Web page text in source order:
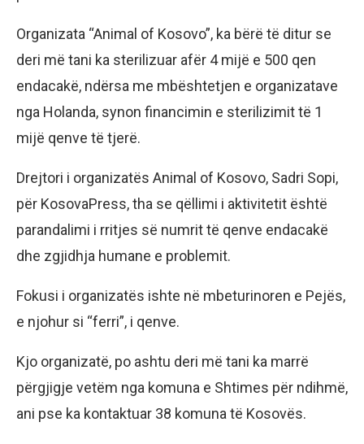
Organizata “Animal of Kosovo”, ka bërë të ditur se
deri më tani ka sterilizuar afër 4 mijë e 500 qen
endacakë, ndërsa me mbështetjen e organizatave
nga Holanda, synon financimin e sterilizimit të 1
mijë qenve të tjerë.
Drejtori i organizatës Animal of Kosovo, Sadri Sopi,
për KosovaPress, tha se qëllimi i aktivitetit është
parandalimi i rritjes së numrit të qenve endacakë
dhe zgjidhja humane e problemit.
Fokusi i organizatës ishte në mbeturinoren e Pejës,
e njohur si “ferri”, i qenve.
Kjo organizatë, po ashtu deri më tani ka marrë
përgjigje vetëm nga komuna e Shtimes për ndihmë,
ani pse ka kontaktuar 38 komuna të Kosovës.